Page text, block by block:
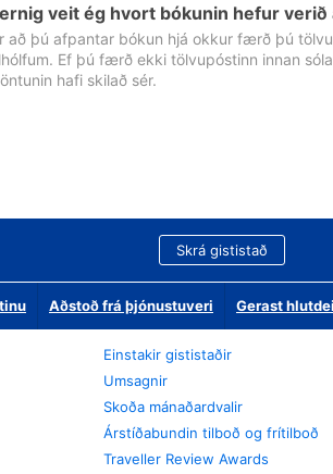
veit ég hvort bókunin hefur verið
að þú afpantar bókun hjá okkur færð þú
Ef þú færð ekki tölvupóstinn innan
hafi skilað sér.
Skrá gististað
Aðstoð frá þjónustuveri Gerast
Einstakir gististaðir
Umsagnir
Skoða mánaðardvalir
Árstíðabundin tilboð og frítilboð
Traveller Review Awards